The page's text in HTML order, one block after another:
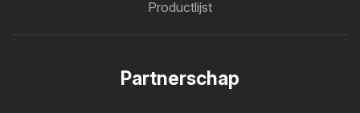
Productlijst
Partnerschap